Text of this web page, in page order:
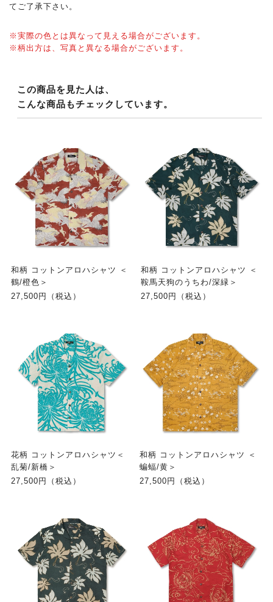
てご了承下さい。
※実際の色とは異なって見える場合がございます。
※柄出方は、写真と異なる場合がございます。
この商品を見た人は、
こんな商品もチェックしています。
和柄 コットンアロハシャツ ＜
鶴/橙色＞
27,500円（税込）
和柄 コットンアロハシャツ ＜
鞍馬天狗のうちわ/深緑＞
27,500円（税込）
花柄 コットンアロハシャツ＜
乱菊/新橋＞
27,500円（税込）
和柄 コットンアロハシャツ ＜
蝙蝠/黄＞
27,500円（税込）